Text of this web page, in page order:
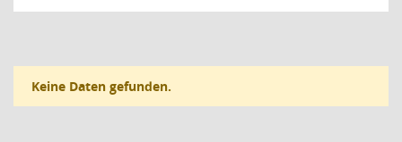
Keine Daten gefunden.